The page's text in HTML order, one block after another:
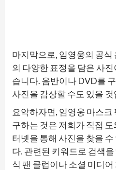
마지막으로, 임영웅의 공식
의 다양한 표정을 담은 사
습니다. 음반이나 DVD를
사진을 감상할 수도 있을
요약하자면, 임영웅 마스
구하는 것은 저희가 직접
터넷을 통해 사진을 찾을
다. 관련된 키워드로 검색
식 팬 클럽이나 소셜 미디